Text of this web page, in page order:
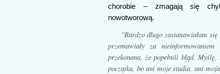
chorobie – zmagają się
nowotworową.
"Bardzo długo zastanawiałam
przemawiały za
przekonana, że popełnili błąd.
początku, bo ani moje studia, ani